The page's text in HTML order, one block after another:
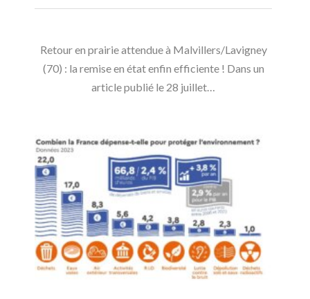
Retour en prairie attendue à Malvillers/Lavigney
(70) : la remise en état enfin efficiente ! Dans un
article publié le 28 juillet…